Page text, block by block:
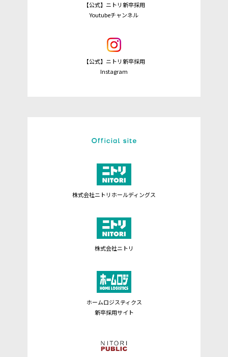
【公式】ニトリ新卒採用
Youtubeチャンネル
【公式】ニトリ新卒採用
Instagram
株式会社ニトリホールディングス
株式会社ニトリ
ホームロジスティクス
新卒採用サイト